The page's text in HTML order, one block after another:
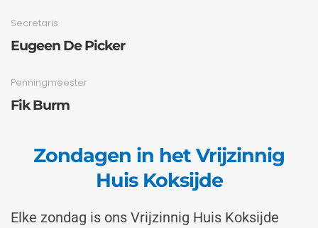
Secretaris
Eugeen De Picker
Penningmeester
Fik Burm
Zondagen in het Vrijzinnig
Huis Koksijde
Elke zondag is ons Vrijzinnig Huis Koksijde